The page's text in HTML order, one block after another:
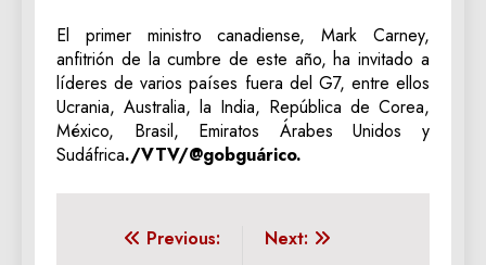
El primer ministro canadiense, Mark Carney,
anfitrión de la cumbre de este año, ha invitado a
líderes de varios países fuera del G7, entre ellos
Ucrania, Australia, la India, República de Corea,
México, Brasil, Emiratos Árabes Unidos y
Sudáfrica./VTV/@gobguárico.
Navegación
Previous:
Next: